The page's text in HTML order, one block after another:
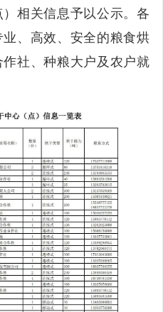
相关信息予以公示。各
、高效、安全的粮食烘
社、种粮大户及农户就